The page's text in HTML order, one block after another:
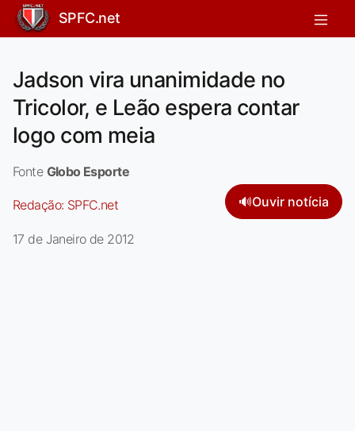
SPFC.net
Jadson vira unanimidade no
Tricolor, e Leão espera contar
logo com meia
Fonte Globo Esporte
Redação: SPFC.net 🔊Ouvir notícia
17 de Janeiro de 2012